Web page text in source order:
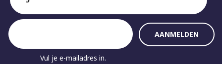
Vul je e-mailadres in.